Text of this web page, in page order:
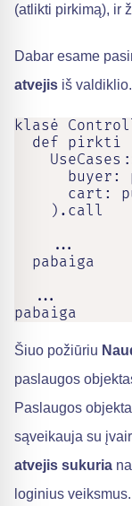
(atlikti pirkimą), ir
Dabar esame
atvejis iš valdiklio.
klasė
  def pirkti
buyer:
cart:
    ).call
    ...
  pabaiga
  ...
pabaiga
Šiuo požiūriu
paslaugos
Paslaugos
sąveikauja su
atvejis sukuria
loginius veiksmus.